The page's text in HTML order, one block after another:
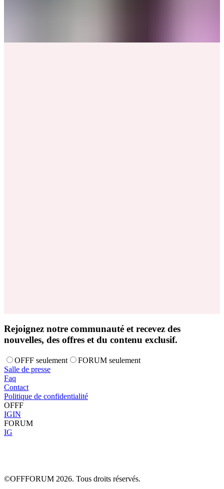
Rejoignez notre communauté et recevez des
nouvelles, des offres et du contenu exclusif.
OFFF seulement
FORUM seulement
Salle de presse
Faq
Contact
Politique de confidentialité
OFFF
IGIN
FORUM
IG
©OFFFORUM 2026. Tous droits réservés.